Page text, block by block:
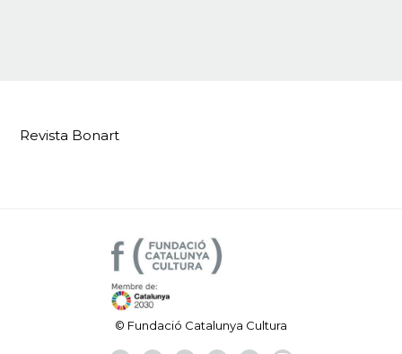
Revista Bonart
© Fundació Catalunya Cultura